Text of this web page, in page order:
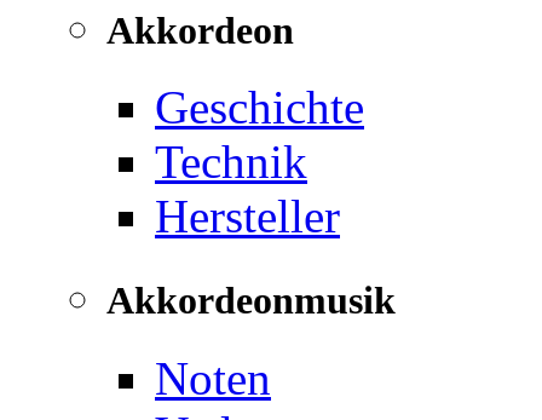
Akkordeon
Geschichte
Technik
Hersteller
Akkordeonmusik
Noten